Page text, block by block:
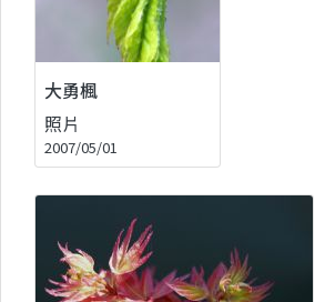
大勇楓
照片
2007/05/01